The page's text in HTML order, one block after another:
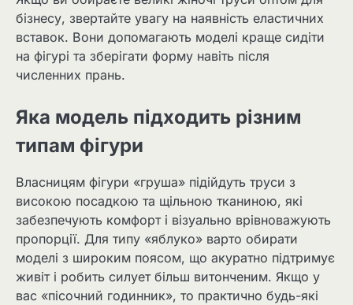
бізнесу, звертайте увагу на наявність еластичних
вставок. Вони допомагають моделі краще сидіти
на фігурі та зберігати форму навіть після
численних прань.
Яка модель підходить різним
типам фігури
Власницям фігури «груша» підійдуть труси з
високою посадкою та щільною тканиною, які
забезпечують комфорт і візуально врівноважують
пропорції. Для типу «яблуко» варто обирати
моделі з широким поясом, що акуратно підтримує
живіт і робить силует більш витонченим. Якщо у
вас «пісочний годинник», то практично будь-які